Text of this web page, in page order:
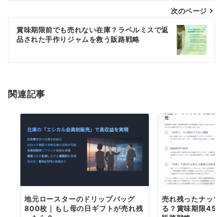
ビ
ゲ
シ
ン
次のページ
賞味期限前でも売れない在庫？ラベルミスで返
品された手作りジャムを救う販路戦略
関連記事
地元ロースターのドリップバッグ
800枚｜もし母の日ギフトが売れ残
売れ残ったナッ
る？賞味期限45